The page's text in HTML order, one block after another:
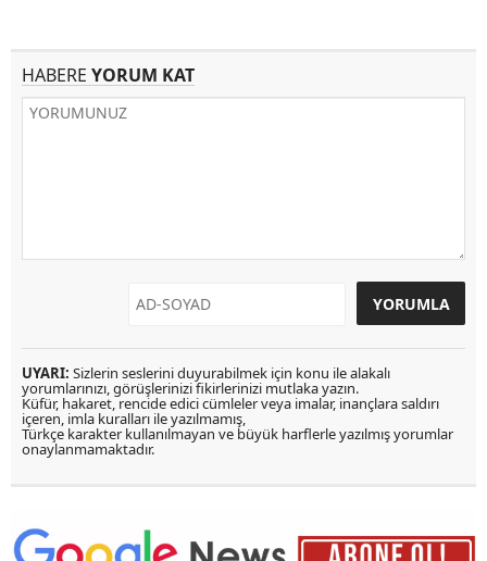
HABERE YORUM KAT
UYARI: Sizlerin seslerini duyurabilmek için konu ile alakalı
yorumlarınızı, görüşlerinizi fikirlerinizi mutlaka yazın.
Küfür, hakaret, rencide edici cümleler veya imalar, inançlara saldırı
içeren, imla kuralları ile yazılmamış,
Türkçe karakter kullanılmayan ve büyük harflerle yazılmış yorumlar
onaylanmamaktadır.